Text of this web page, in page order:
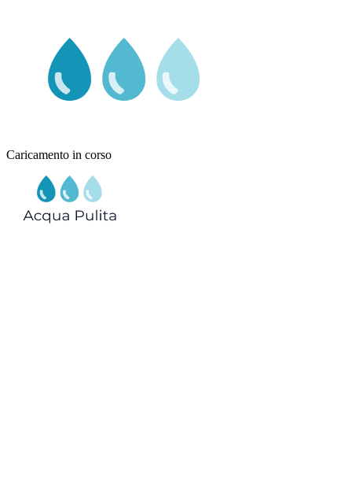
Caricamento in corso